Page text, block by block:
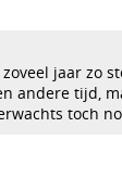
jaar zo
andere tijd,
toch